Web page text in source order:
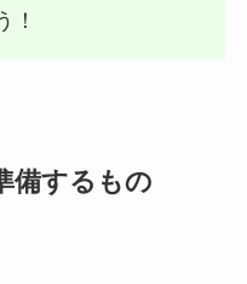
！
備するもの